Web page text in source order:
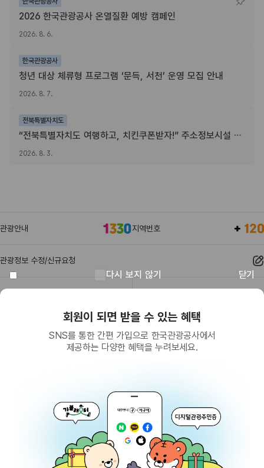
2026 한국관광공사 온열질환 예방 캠페인
2026. 8. 6.
한국관광공사
청년 대상 체류형 프로그램 ‘문득, 서천’ 운영 모집 안내
2026. 8. 7.
전북특별자치도
“전북특별자치도 여행하고, 치킨쿠폰받자!” 주소정보시설 SNS 인증이벤트
2026. 8. 3.
다시 보지 않기 닫기
회원이 되면 받을 수 있는 혜택
SNS를 통한 간편 가입으로 한국관광공사에서
제공하는 다양한 혜택을 누려보세요.
관광안내 지역번호
관광정보 수정/신규요청
관광정보
202-81-50707
통신판매업신고
제2009-서울중구-1234호